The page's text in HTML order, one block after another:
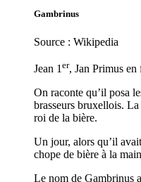
Gambrinus
Source : Wikipedia
Jean 1 er, Jan Primus
On raconte qu’il posa
brasseurs bruxellois.
roi de la bière.
Un jour, alors qu’il
chope de bière à la
Le nom de Gambrinus